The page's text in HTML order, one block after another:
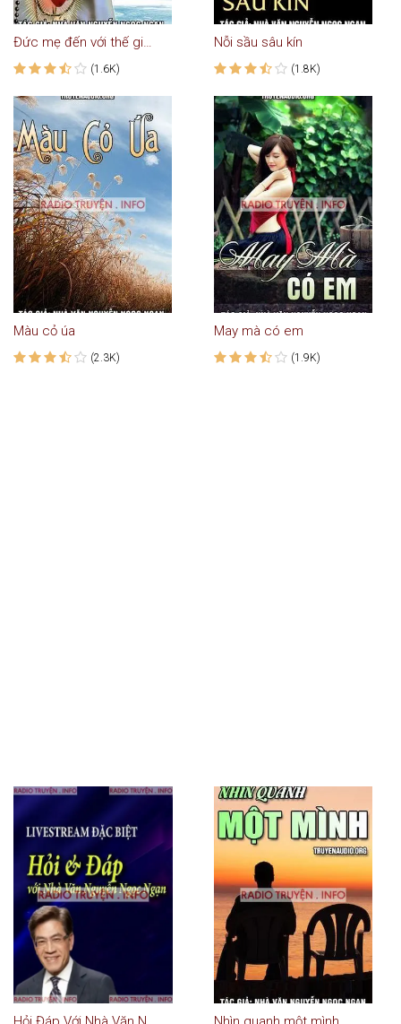
Đức mẹ đến với thế gian
(1.6K)
Nỗi sầu sâu kín
(1.8K)
Màu cỏ úa
(2.3K)
May mà có em
(1.9K)